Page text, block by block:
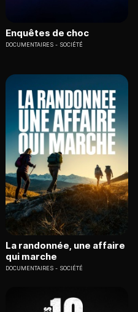
Enquêtes de choc
DOCUMENTAIRES SOCIÉTÉ
La randonnée, une affaire
qui marche
DOCUMENTAIRES SOCIÉTÉ